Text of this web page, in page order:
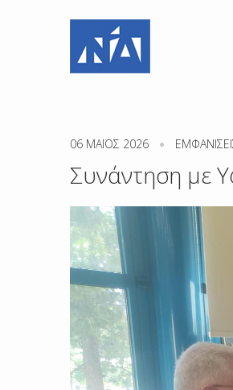
06 ΜΑΪΟΣ 2026
Συνάντηση με